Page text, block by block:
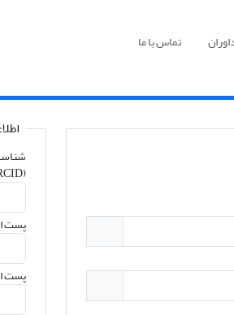
تماس با ما
(ORCID)
پست
پست